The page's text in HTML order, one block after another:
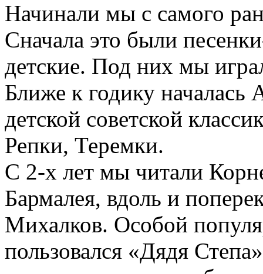
Начинали мы с самого
Сначала это были
детские. Под них мы
Ближе к годику началась
детской советской
Репки, Теремки.
С 2-х лет мы читали
Бармалея, вдоль и
Михалков. Особой
пользовался «Дядя